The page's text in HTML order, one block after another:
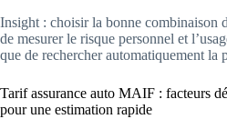
Insight : choisir la bonne combinaison
de mesurer le risque personnel et
que de rechercher automatiquement la
Tarif assurance auto MAIF : facteurs
pour une estimation rapide